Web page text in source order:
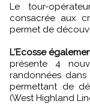
Le tour-
consacrée aux
permet de
L'Ecosse
présente 4
randonnées
permettant de
(West Highland